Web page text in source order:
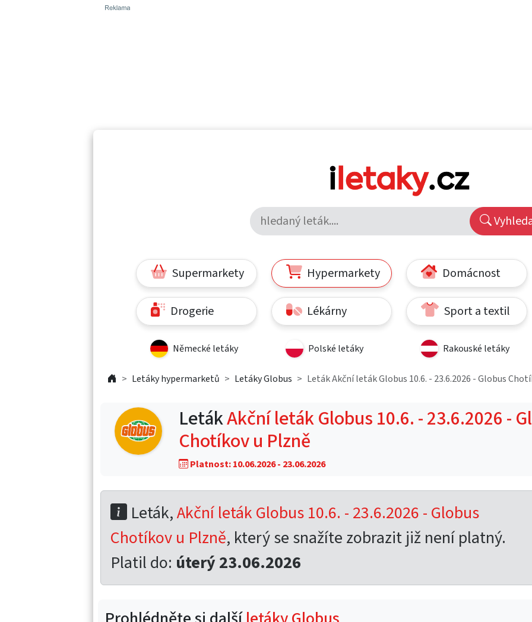
Supermarkety Hypermarkety Domácnost
Drogerie Lékárny Sport a textil
Německé letáky Polské letáky Rakouské letáky
Letáky hypermarketů Letáky Globus Leták Akční leták Globus 10.6. - 23.6.2026 - Globus
LetákAkční leták Globus 10.6. - 23.6.2026 -
Chotíkov u Plzně
Platnost: 10.06.2026 - 23.06.2026
Leták,Akční leták Globus 10.6. - 23.6.2026 - Globus
Chotíkov u Plzně, který se snažíte zobrazit již není platný.
Platil do: úterý 23.06.2026